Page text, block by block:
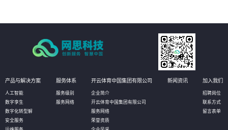
产品与解决方案
人工智能
数字孪生
数字化转型解
安全服务
服务体系
服务级别
服务网络
开云体育中国集团有限公司
企业简介
开云体育中国集团有限公司
服务网络
荣誉资质
新闻资讯 加入我们
招聘岗位
联系方式
留言表单